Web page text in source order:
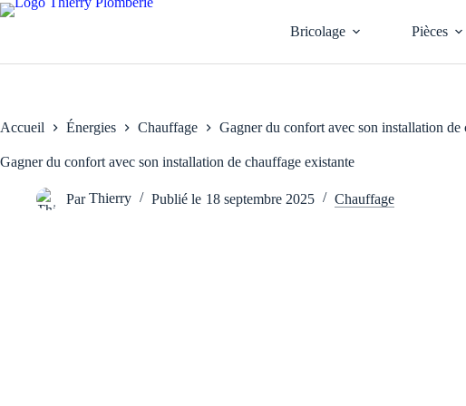
Passer
Bricolage Pièces
Accueil Énergies Chauffage Gagner du confort avec son installation de
Gagner du confort avec son installation de chauffage existante
Par Thierry Publié le 18 septembre 2025 Chauffage